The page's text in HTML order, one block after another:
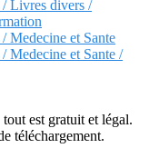
Livres divers /
Medecine et Sante
Medecine et Sante /
est gratuit et légal.
téléchargement.